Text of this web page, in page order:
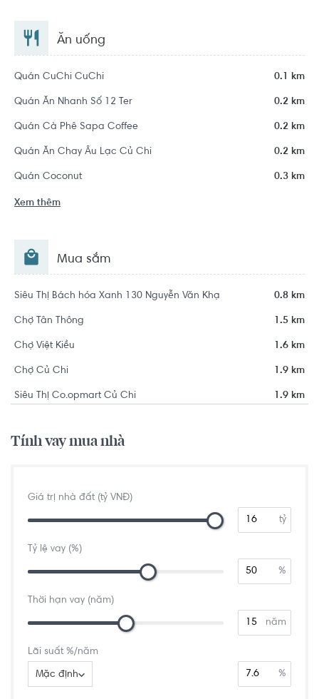
Ăn uống
Quán CuChi CuChi 0.1 km
Quán Ăn Nhanh Số 12 Ter 0.2 km
Quán Cà Phê Sapa Coffee 0.2 km
Quán Ăn Chay Âu Lạc Củ Chi 0.2 km
Quán Coconut 0.3 km
Xem thêm
Mua sắm
Siêu Thị Bách hóa Xanh 130 Nguyễn Văn Khạ 0.8 km
Chợ Tân Thông 1.5 km
Chợ Việt Kiều 1.6 km
Chợ Củ Chi 1.9 km
Siêu Thị Co.opmart Củ Chi 1.9 km
Tính vay mua nhà
Giá trị nhà đất (tỷ VNĐ)
tỷ
Tỷ lệ vay (%)
%
Thời hạn vay (năm)
năm
Lãi suất %/năm
Mặc định %